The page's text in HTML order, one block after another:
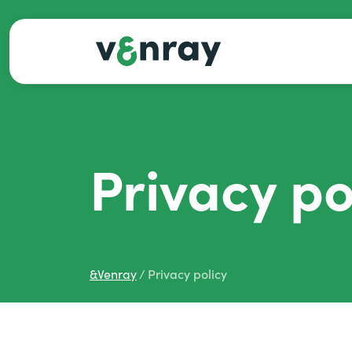
Privacy
&Venray Privacy policy